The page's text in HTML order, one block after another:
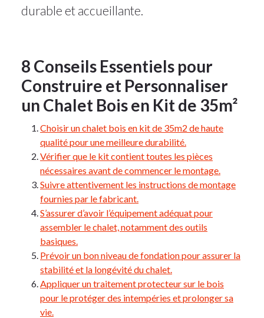
durable et accueillante.
8 Conseils Essentiels pour
Construire et Personnaliser
un Chalet Bois en Kit de 35m²
Choisir un chalet bois en kit de 35m2 de haute
qualité pour une meilleure durabilité.
Vérifier que le kit contient toutes les pièces
nécessaires avant de commencer le montage.
Suivre attentivement les instructions de montage
fournies par le fabricant.
S’assurer d’avoir l’équipement adéquat pour
assembler le chalet, notamment des outils
basiques.
Prévoir un bon niveau de fondation pour assurer la
stabilité et la longévité du chalet.
Appliquer un traitement protecteur sur le bois
pour le protéger des intempéries et prolonger sa
vie.